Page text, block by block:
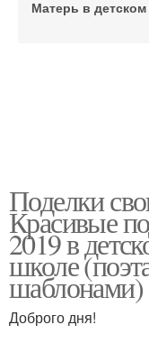
Матерь в детском
Поделки
Красивые
2019 в
школе
шаблонами)
Доброго дня!